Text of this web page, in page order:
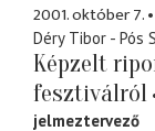
2001. október 7.
Déry Tibor - Pós
Képzelt
fesztiválról
jelmeztervező